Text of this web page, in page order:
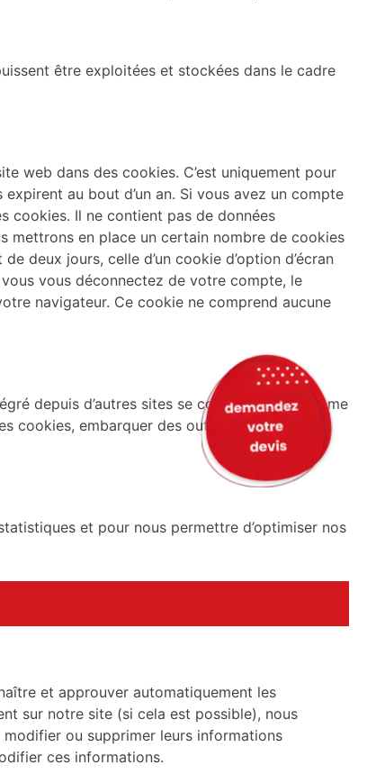
être exploitées et stockées dans le cadre
web dans des cookies. C’est uniquement pour
au bout d’un an. Si vous avez un compte
cookies. Il ne contient pas de données
mettrons en place un certain nombre de cookies
deux jours, celle d’un cookie d’option d’écran
vous déconnectez de votre compte, le
navigateur. Ce cookie ne comprend aucune
depuis d’autres sites se comporte de la même
cookies, embarquer des outils de suivis tiers,
et pour nous permettre d’optimiser nos
et approuver automatiquement les
sur notre site (si cela est possible), nous
ou supprimer leurs informations
ces informations.